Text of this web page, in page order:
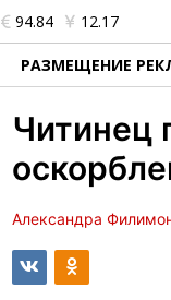
94.84 12.17
РАЗМЕЩЕНИЕ
Читинец
Александра